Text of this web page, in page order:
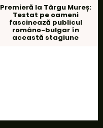
Premieră la Târgu Mureș:
Testat pe oameni
fascinează publicul
româno-bulgar în
această stagiune